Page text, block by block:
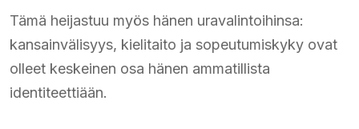
Tämä heijastuu myös hänen uravalintoihinsa:
kansainvälisyys, kielitaito ja sopeutumiskyky ovat
olleet keskeinen osa hänen ammatillista
identiteettiään.